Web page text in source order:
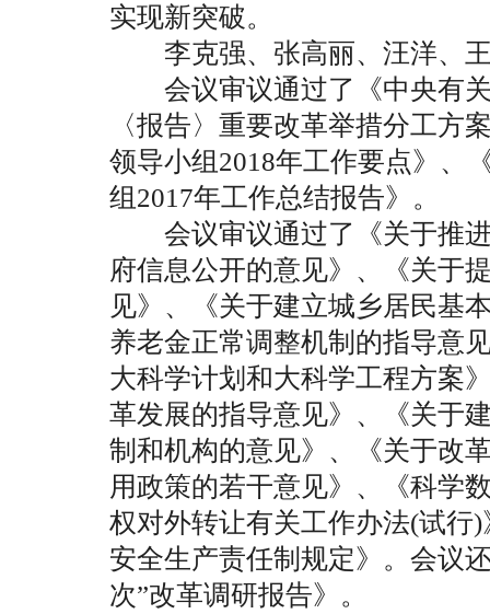
实现新突破。
李克强、张高丽、汪洋、王
会议审议通过了《中央有关
〈报告〉重要改革举措分工方
领导小组2018年工作要点》、
组2017年工作总结报告》。
会议审议通过了《关于推进
府信息公开的意见》、《关于
见》、《关于建立城乡居民基
养老金正常调整机制的指导意
大科学计划和大科学工程方案
革发展的指导意见》、《关于
制和机构的意见》、《关于改
用政策的若干意见》、《科学
权对外转让有关工作办法(试行
安全生产责任制规定》。会议
次”改革调研报告》。